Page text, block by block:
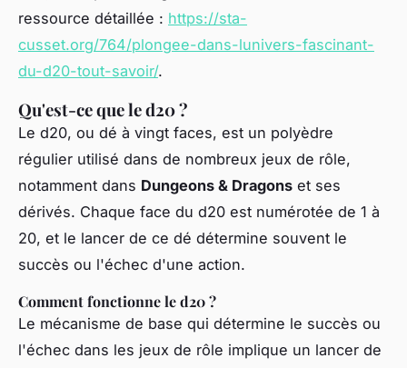
ressource détaillée : https://sta-
cusset.org/764/plongee-dans-lunivers-fascinant-
du-d20-tout-savoir/.
Qu'est-ce que le d20 ?
Le d20, ou dé à vingt faces, est un polyèdre
régulier utilisé dans de nombreux jeux de rôle,
notamment dans Dungeons & Dragons et ses
dérivés. Chaque face du d20 est numérotée de 1 à
20, et le lancer de ce dé détermine souvent le
succès ou l'échec d'une action.
Comment fonctionne le d20 ?
Le mécanisme de base qui détermine le succès ou
l'échec dans les jeux de rôle implique un lancer de